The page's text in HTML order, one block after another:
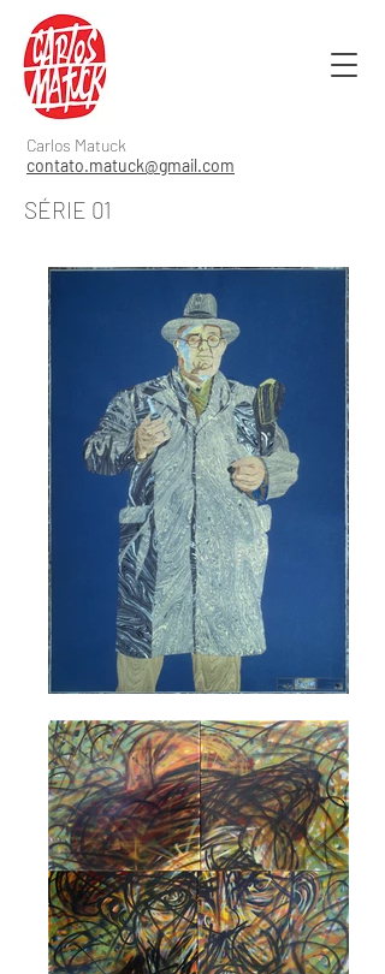
Carlos Matuck
contato.matuck@gmail.com
SÉRIE 01